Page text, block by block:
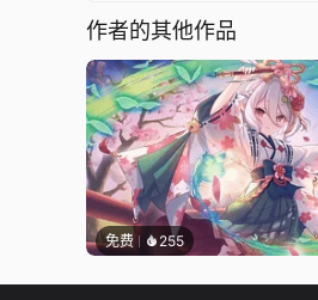
作者的其他作品
免费 255